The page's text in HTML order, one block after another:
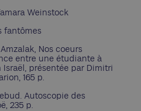
Weinstock
fantômes
Nos coeurs
entre une étudiante à
présentée par Dimitri
165 p.
Autoscopie des
235 p.